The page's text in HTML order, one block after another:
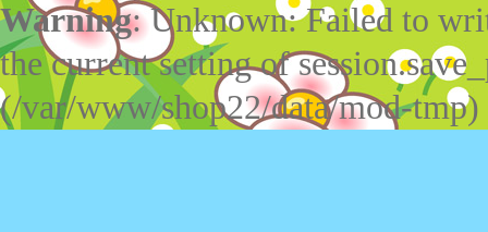
Warning: Unknown: Failed to
the current setting of
(/var/www/shop22/data/mod-